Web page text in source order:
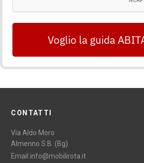
Voglio la guida
CONTATTI
Via Aldo Moro
Almenno S.B. (Bg)
Email info@mobilirota.it